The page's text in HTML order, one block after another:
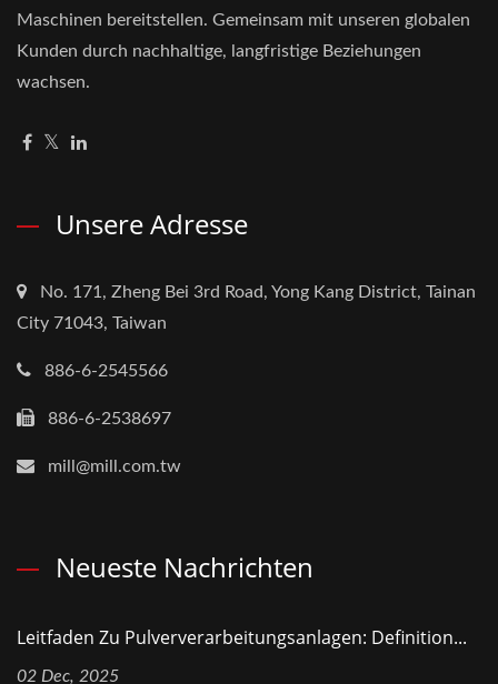
Maschinen bereitstellen. Gemeinsam mit unseren globalen
Kunden durch nachhaltige, langfristige Beziehungen
wachsen.
Unsere Adresse
No. 171, Zheng Bei 3rd Road, Yong Kang District, Tainan
City 71043, Taiwan
886-6-2545566
886-6-2538697
mill@mill.com.tw
Neueste Nachrichten
Leitfaden Zu Pulververarbeitungsanlagen: Definition...
02 Dec, 2025